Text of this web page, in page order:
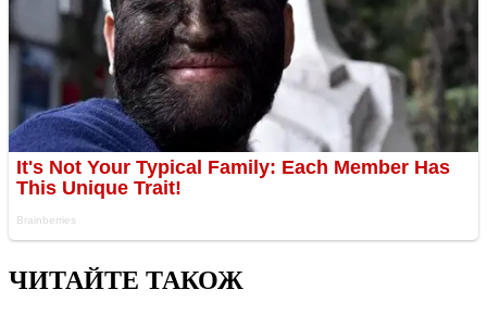
ЧИТАЙТЕ ТАКОЖ